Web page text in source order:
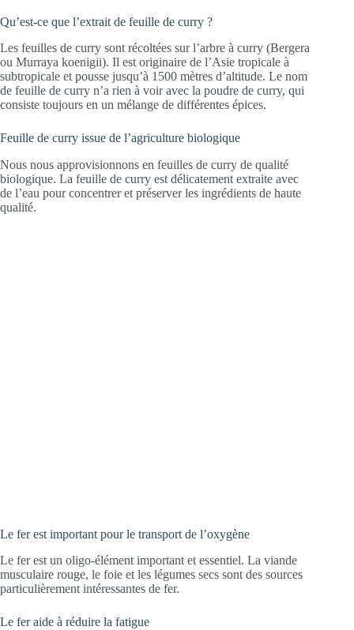
Qu’est-ce que l’extrait de feuille de curry ?
Les feuilles de curry sont récoltées sur l’arbre à curry (Bergera
ou Murraya koenigii). Il est originaire de l’Asie tropicale à
subtropicale et pousse jusqu’à 1500 mètres d’altitude. Le nom
de feuille de curry n’a rien à voir avec la poudre de curry, qui
consiste toujours en un mélange de différentes épices.
Feuille de curry issue de l’agriculture biologique
Nous nous approvisionnons en feuilles de curry de qualité
biologique. La feuille de curry est délicatement extraite avec
de l’eau pour concentrer et préserver les ingrédients de haute
qualité.
Le fer est important pour le transport de l’oxygène
Le fer est un oligo-élément important et essentiel. La viande
musculaire rouge, le foie et les légumes secs sont des sources
particulièrement intéressantes de fer.
Le fer aide à réduire la fatigue